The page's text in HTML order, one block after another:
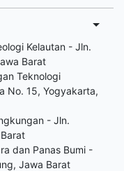
Kelautan - Jln.
Barat
Teknologi
No. 15, Yogyakarta,
- Jln.
dan Panas Bumi -
Jawa Barat